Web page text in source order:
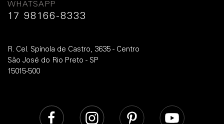
WHATSAPP
17 98166-8333
R. Cel. Spínola de Castro, 3635 - Centro
São José do Rio Preto - SP
15015-500